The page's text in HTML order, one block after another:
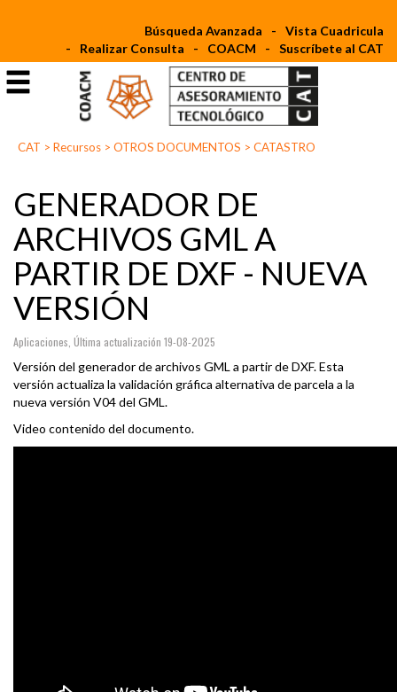
Búsqueda Avanzada
Vista Cuadricula
Realizar Consulta
COACM Suscríbete al CAT
CAT > Recursos > OTROS DOCUMENTOS > CATASTRO
GENERADOR DE
ARCHIVOS GML A
PARTIR DE DXF - NUEVA
VERSIÓN
Aplicaciones, Última actualización 19-08-2025
Versión del generador de archivos GML a partir de DXF. Esta
versión actualiza la validación gráfica alternativa de parcela a la
nueva versión V04 del GML.
Video contenido del documento.